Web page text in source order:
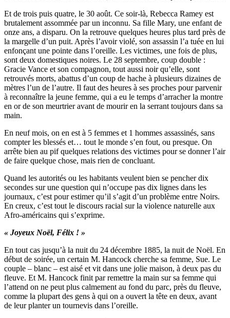
Et de trois puis quatre, le 30 août. Ce soir-là, Rebecca Ramey est
brutalement assommée par un inconnu. Sa fille Mary, une enfant de
onze ans, a disparu. On la retrouve quelques heures plus tard près de
la margelle d’un puit. Après l’avoir violé, son assassin l’a tuée en lui
enfonçant une pointe dans l’oreille. Les victimes, une fois de plus,
sont deux domestiques noires. Le 28 septembre, coup double :
Gracie Vance et son compagnon, tout aussi noir qu’elle, sont
retrouvés morts, abattus d’un coup de hache à plusieurs dizaines de
mètres l’un de l’autre. Il faut des heures à ses proches pour parvenir
à reconnaître la jeune femme, qui a eu le temps d’arracher la montre
en or de son meurtrier avant de mourir en la serrant toujours dans sa
main.
En neuf mois, on en est à 5 femmes et 1 hommes assassinés, sans
compter les blessés et… tout le monde s’en fout, ou presque. On
arrête bien au pif quelques relations des victimes pour se donner l’air
de faire quelque chose, mais rien de concluant.
Quand les autorités ou les habitants veulent bien se pencher dix
secondes sur une question qui n’occupe pas dix lignes dans les
journaux, c’est pour estimer qu’il s’agit d’un problème entre Noirs.
En creux, c’est tout le discours racial sur la violence naturelle aux
Afro-américains qui s’exprime.
« Joyeux Noël, Félix ! »
En tout cas jusqu’à la nuit du 24 décembre 1885, la nuit de Noël. En
début de soirée, un certain M. Hancock cherche sa femme, Sue. Le
couple – blanc – est aisé et vit dans une jolie maison, à deux pas du
fleuve. Et M. Hancock finit par remettre la main sur sa femme qui
l’attend on ne peut plus calmement au fond du parc, près du fleuve,
comme la plupart des gens à qui on a ouvert la tête en deux, avant
de leur planter un tournevis dans l’oreille.